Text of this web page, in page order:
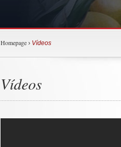
Homepage › Vídeos
Vídeos